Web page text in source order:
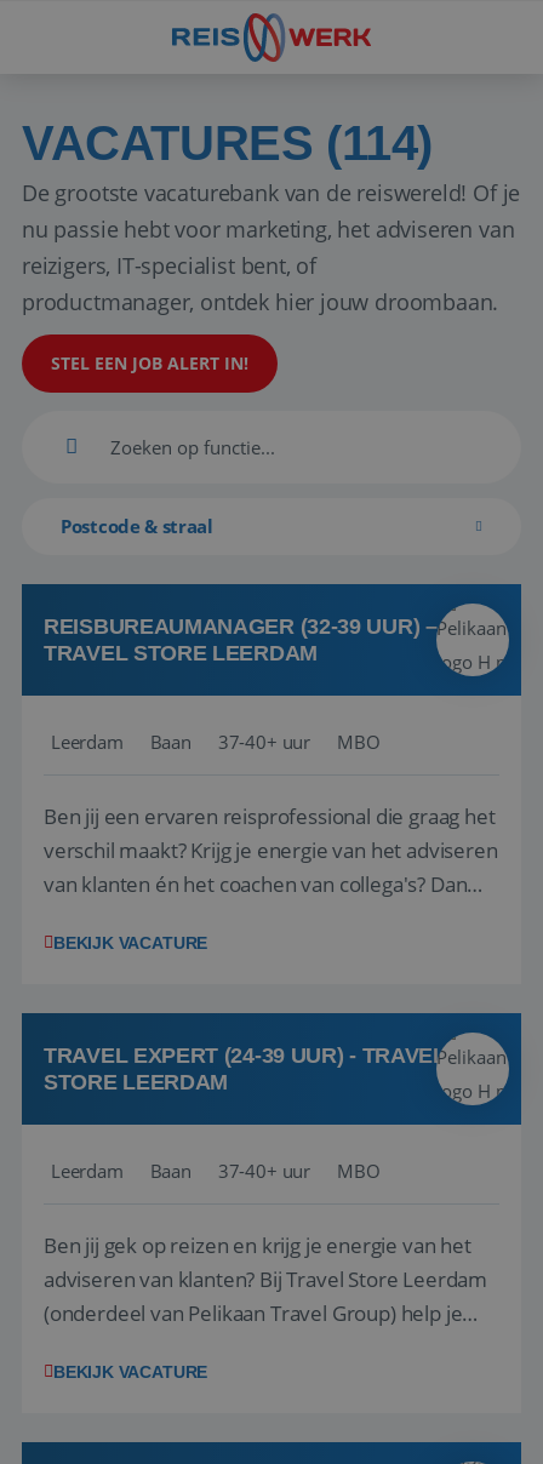
VACATURES (114)
De grootste vacaturebank van de reiswereld! Of je
nu passie hebt voor marketing, het adviseren van
reizigers, IT-specialist bent, of
productmanager, ontdek hier jouw droombaan.
STEL EEN JOB ALERT IN!
Postcode & straal
REISBUREAUMANAGER (32-39 UUR) –
TRAVEL STORE LEERDAM
Leerdam Baan 37-40+ uur MBO
Ben jij een ervaren reisprofessional die graag het
verschil maakt? Krijg je energie van het adviseren
van klanten én het coachen van collega's? Dan
(onderdeel van Pelikaan Travel Group) zoeken
team het reisbureau verder...
BEKIJK VACATURE
TRAVEL EXPERT (24-39 UUR) - TRAVEL
STORE LEERDAM
Leerdam Baan 37-40+ uur MBO
Ben jij gek op reizen en krijg je energie van het
adviseren van klanten? Bij Travel Store Leerdam
(onderdeel van Pelikaan Travel Group) help je
vinden. Samen maken we van elke reis een
hebt in de reisbranche of j...
BEKIJK VACATURE